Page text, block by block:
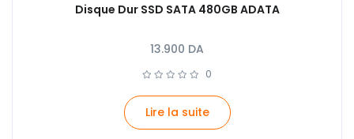
Disque Dur SSD SATA 480GB ADATA
13.900 DA
0
Lire la suite